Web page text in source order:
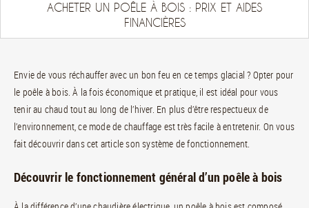
ACHETER UN POÊLE À BOIS : PRIX ET AIDES
FINANCIÈRES
Envie de vous réchauffer avec un bon feu en ce temps glacial ? Opter pour
le poêle à bois. À la fois économique et pratique, il est idéal pour vous
tenir au chaud tout au long de l’hiver. En plus d’être respectueux de
l’environnement, ce mode de chauffage est très facile à entretenir. On vous
fait découvrir dans cet article son système de fonctionnement.
Découvrir le fonctionnement général d’un poêle à bois